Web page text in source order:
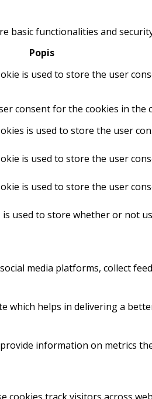
basic functionalities and
Popis
is used to store the user
consent for the cookies in the
is used to store the user
is used to store the user
is used to store the user
used to store whether or not
media platforms, collect
which helps in delivering a
information on metrics